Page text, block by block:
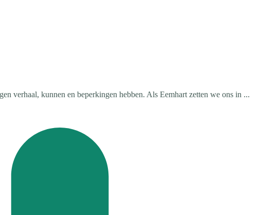
verhaal, kunnen en beperkingen hebben. Als Eemhart zetten we ons in ...